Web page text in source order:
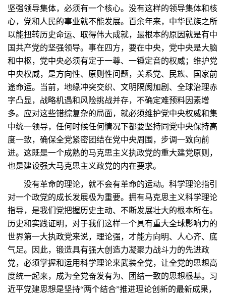
坚强领导集体，必须有一个核心。没有这样的领导集体和核
心，党和人民的事业就不能发展。百余年来，中华民族之所
以能扭转历史命运、取得伟大成就，最根本的原因就是有中
国共产党的坚强领导。事在四方，要在中央，党中央是大脑
和中枢，党中央必须有定于一尊、一锤定音的权威；维护党
中央权威，是方向性、原则性问题，关系党、民族、国家前
途命运。当前，地缘冲突交织、文明隔阂加剧、全球治理赤
字凸显，战略机遇和风险挑战并存，不确定难预料因素增
多。应对这些错综复杂的局面，就必须维护党中央权威和集
中统一领导，任何时候任何情况下都要坚持同党中央保持高
度一致，确保全党紧密团结在党中央周围，步调一致向前
进。这既是一个成熟的马克思主义执政党的重大建党原则，
也是建设强大马克思主义政党的内在要求。
没有革命的理论，就不会有革命的运动。科学理论指引
对一个政党的成长发展极为重要。拥有马克思主义科学理论
指导，是我们党把握历史主动、不断发展壮大的根本所在。
历史和实践证明，对于我们这样一个具有重大全球影响力的
世界第一大执政党来说，理论强，才能方向明、人心齐、底
气足。因此，锻造具有强大创造力凝聚力战斗力的先进政
党，必须掌握和运用科学理论来武装全党，让全党的思想高
度统一起来，成为全党奋发有为、团结一致的思想根基。习
近平党建思想是坚持“两个结合”推进理论创新的最新成果，